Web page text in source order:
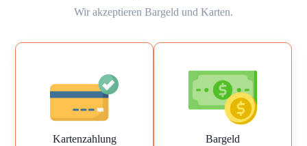
Wir akzeptieren Bargeld und Karten.
Kartenzahlung Bargeld